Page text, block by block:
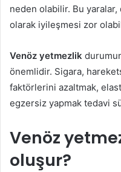
neden olabilir. Bu yaralar,
olarak iyileşmesi zor
Venöz yetmezlik
önemlidir. Sigara,
faktörlerini azaltmak,
egzersiz yapmak tedavi
Venöz
oluşur?